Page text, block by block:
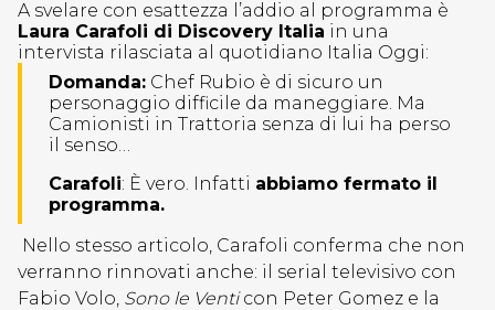
A svelare con esattezza l’addio al programma è
Laura Carafoli di Discovery Italia in una
intervista rilasciata al quotidiano Italia Oggi:
Domanda: Chef Rubio è di sicuro un
personaggio difficile da maneggiare. Ma
Camionisti in Trattoria senza di lui ha perso
il senso…
Carafoli: È vero. Infatti abbiamo fermato il
programma.
Nello stesso articolo, Carafoli conferma che non
verranno rinnovati anche: il serial televisivo con
Fabio Volo, Sono le Venticon Peter Gomez e la